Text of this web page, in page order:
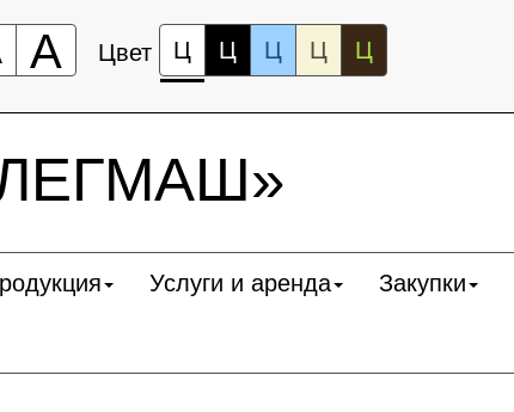
А Цвет Ц Ц Ц Ц Ц
Услуги и аренда Закупки